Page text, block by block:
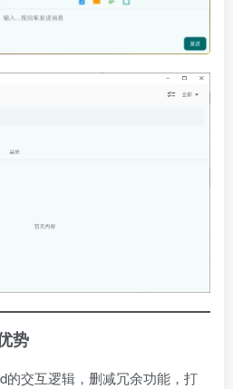
势
的交互逻辑，删减冗余功能，打